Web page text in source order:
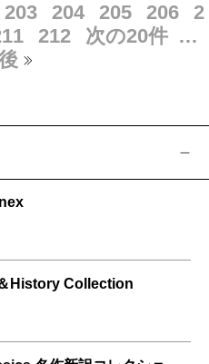
203 204 205 206
2
212 次の20件 …
History Collection